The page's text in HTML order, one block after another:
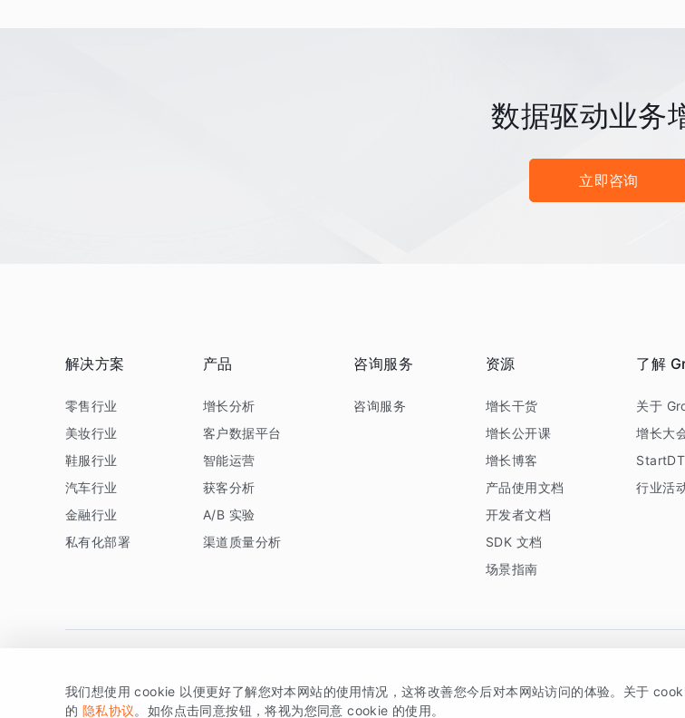
数据驱动业务
立即咨询
解决方案
零售行业
美妆行业
鞋服行业
汽车行业
金融行业
私有化部署
产品
增长分析
客户数据平台
智能运营
获客分析
A/B 实验
渠道质量分析
咨询服务
咨询服务
资源
增长干货
增长公开课
增长博客
产品使用文档
开发者文档
SDK 文档
场景指南
了解
关于
增长大
行业活
版权所有 © 北京易数科技有限公司SDK相关说明 京ICP备15038330号
我们想使用 cookie 以便更好了解您对本网站的使用情况，这将改善您今后对本网站访问的体验。关于
的 隐私协议。如你点击同意按钮，将视为您同意 cookie 的使用。